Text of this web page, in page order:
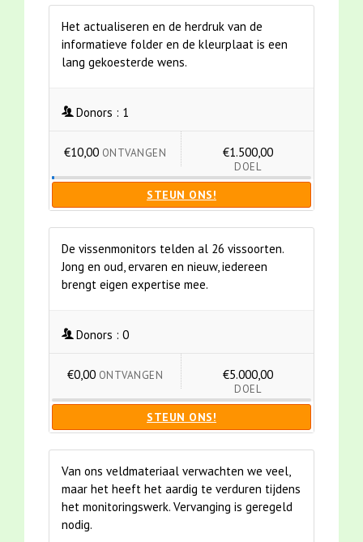
Het actualiseren en de herdruk van de
informatieve folder en de kleurplaat is een
lang gekoesterde wens.
Donors : 1
€10,00 ONTVANGEN €1.500,00
DOEL
STEUN ONS!
De vissenmonitors telden al 26 vissoorten.
Jong en oud, ervaren en nieuw, iedereen
brengt eigen expertise mee.
Donors : 0
€0,00 ONTVANGEN €5.000,00
DOEL
STEUN ONS!
Van ons veldmateriaal verwachten we veel,
maar het heeft het aardig te verduren tijdens
het monitoringswerk. Vervanging is geregeld
nodig.